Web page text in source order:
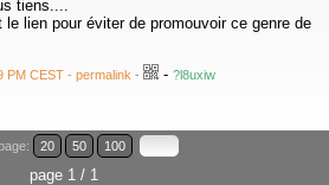
tiens....
le lien pour éviter de promouvoir ce genre de
PM CEST - permalink - - ?l8uxiw
20 50 100
page 1 / 1